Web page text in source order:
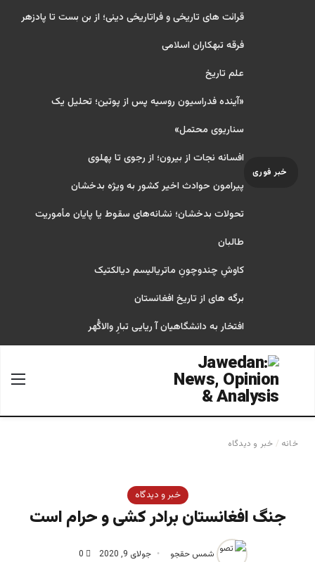
خبر فوری
قرائت های تاریخی و فراتاریخی دینی؛ از بن بست تا پادزهر
فرقه تبهکاران اسلامی
علم تاریخ
«آینده فدراسیون روسیه پس از پوتین؛ تحلیل یک
سناریوی محتمل»
افسانه نجات از بیرون؛ از رجوی تا پهلوی
پیرامون حوادث اخیر کشور به ویژه بدخشان
تحولات بدخشان؛ نشانه‌های سقوط یا پایان مأموریت
طالبان
کاوشِ چندو‌چونِ ماتریالیسم دیالکتیک
برگه های از تاریخ افغانستان
افتخار به دانشگاهیان آ ریایی تبارِ والاگُهر
جستجو برای
خانه / خبر و دیدگاه
خبر و دیدگاه
جنگ افغانستان برادر کشی و حرام است
شمس حقجو جولای 9, 2020 0